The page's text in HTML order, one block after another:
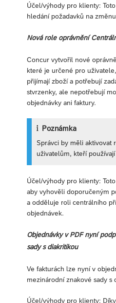
Účel/výhody pro klienty:
hledání požadavků na
Nová role oprávnění
Concur vytvořil nové
které je určené pro
přijímají zboží a potřebují
stvrzenky, ale nepotřebují
objednávky ani faktury.
Poznámka
Správci by měli aktivovat
uživatelům, kteří
Účel/výhody pro klienty:
aby vyhověli doporučeným
a odděluje roli centrálního
objednávek.
Objednávky v PDF nyní
sady s diakritikou
Ve fakturách lze nyní v
mezinárodní znakové sady s
Účel/výhody pro klienty: